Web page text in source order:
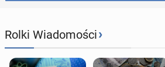
Rolki Wiadomości›